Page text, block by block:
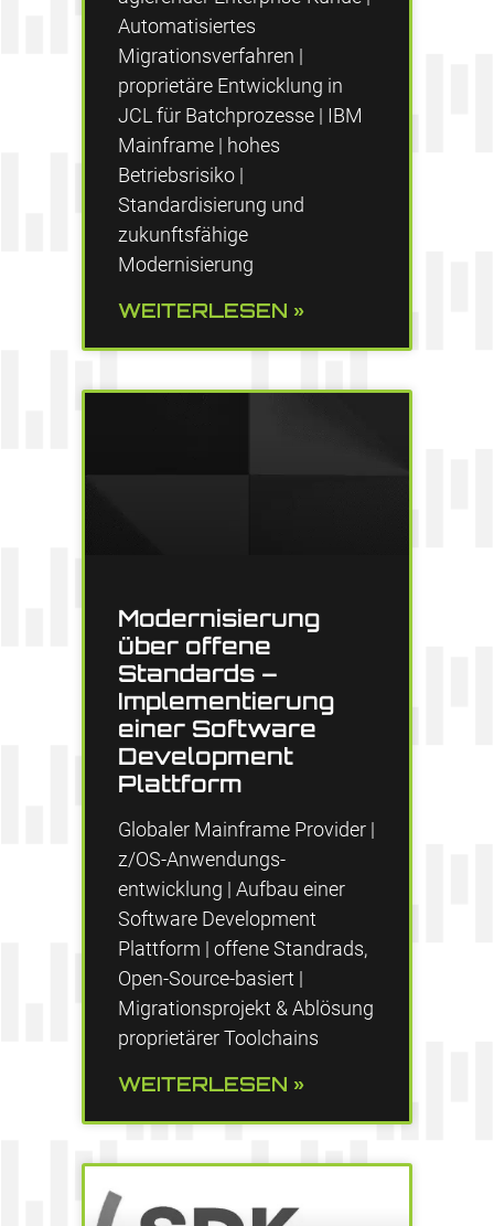
Automatisiertes
Migrationsverfahren |
proprietäre Entwicklung in
JCL für Batchprozesse | IBM
Mainframe | hohes
Betriebsrisiko |
Standardisierung und
zukunftsfähige
Modernisierung
WEITERLESEN »
Modernisierung
über offene
Standards –
Implementierung
einer Software
Development
Plattform
Globaler Mainframe Provider |
z/OS-Anwendungs-
entwicklung | Aufbau einer
Software Development
Plattform | offene Standrads,
Open-Source-basiert |
Migrationsprojekt & Ablösung
proprietärer Toolchains
WEITERLESEN »